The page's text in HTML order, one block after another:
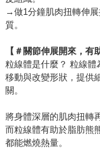
→做1分鐘肌肉扭轉伸
質。
【＃關節伸展開來，有
粒線體是什麼？ 粒線體
移動與改變形狀，提供
關。
將身體深層的肌肉扭轉
而粒線體有助於脂肪熊
都能燃燒熱量。